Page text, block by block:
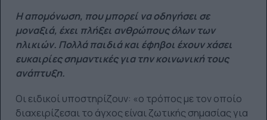
Η απομόνωση, που μπορεί να οδηγήσει σε
μοναξιά, έχει πλήξει ανθρώπους όλων των
ηλικιών. Πολλά παιδιά και έφηβοι έχουν χάσει
ευκαιρίες σημαντικές για την κοινωνική τους
ανάπτυξη.
Οι ειδικοί υποστηρίζουν: «ο τρόπος με τον οποίο
διαχειρίζεσαι το άγχος είναι ζωτικής σημασίας για